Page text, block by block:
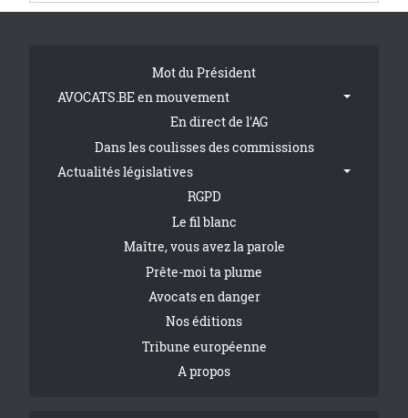
Tribune FooterMot du Président
AVOCATS.BE en mouvement
En direct de l'AG
Dans les coulisses des commissions
Actualités législatives
RGPD
Le fil blanc
Maître, vous avez la parole
Prête-moi ta plume
Avocats en danger
Nos éditions
Tribune européenne
A propos